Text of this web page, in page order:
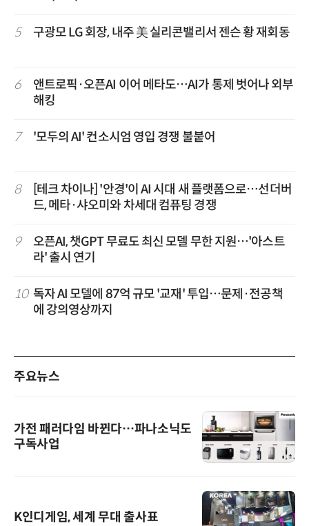
5 구광모 LG 회장, 내주 美 실리콘밸리서 젠슨 황 재회동
6
앤트로픽·오픈AI 이어 메타도…AI가 통제 벗어나 외부
해킹
7 '모두의 AI' 컨소시엄 영입 경쟁 불붙어
8
[테크 차이나] '안경'이 AI 시대 새 플랫폼으로…선더버
드, 메타·샤오미와 차세대 컴퓨팅 경쟁
9
오픈AI, 챗GPT 무료도 최신 모델 무한 지원…'아스트
라' 출시 연기
10 독자 AI 모델에 87억 규모 '교재' 투입…문제·전공책
에 강의영상까지
주요뉴스
가전 패러다임 바뀐다…파나소닉도
구독사업
K인디게임, 세계 무대 출사표